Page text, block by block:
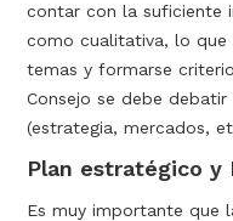
contar con la suficiente
como cualitativa, lo
temas y formarse
Consejo se debe
(estrategia, mercados,
Plan estratégico y
Es muy importante que